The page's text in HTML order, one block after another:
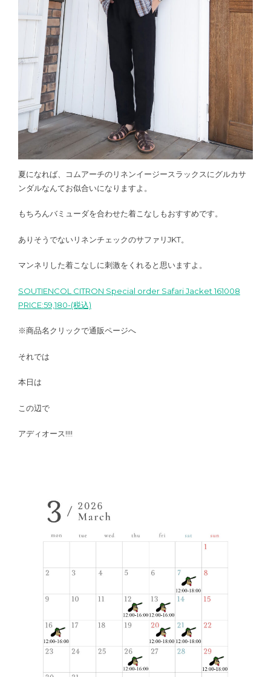
夏になれば、コムアーチのリネンイージースラックスにグルカサ
ンダルなんてお似合いになりますよ。
もちろんバミューダを合わせた着こなしもおすすめです。
ありそうでないリネンチェックのサファリJKT。
マンネリした着こなしに刺激をくれると思いますよ。
SOUTIENCOL CITRON Special order Safari Jacket 161008
PRICE:59,180-(税込)
※商品名クリックで通販ページへ
それでは
本日は
この辺で
アディオース!!!!